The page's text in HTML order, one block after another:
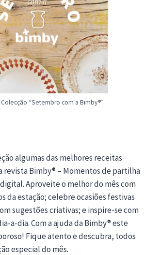
“Setembro com a Bimby®”
algumas das melhores receitas
revista Bimby® – Momentos de partilha
Aproveite o melhor do mês com
da estação; celebre ocasiões festivas
sugestões criativas; e inspire-se com
a-dia. Com a ajuda da Bimby® este
Fique atento e descubra, todos
especial do mês.